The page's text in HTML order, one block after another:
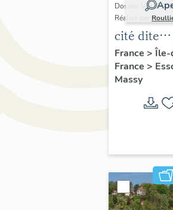
Dossier
Réalisé par
cité dite
Résidence
de-France
France > Île-
France >
Massy